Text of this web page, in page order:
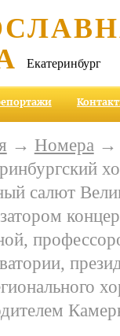
Екатеринбург
→ Номера
салют